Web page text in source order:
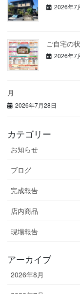
2026年7
ご自宅の
2026年7
月
2026年7月28日
カテゴリー
お知らせ
ブログ
完成報告
店内商品
現場報告
アーカイブ
2026年8月